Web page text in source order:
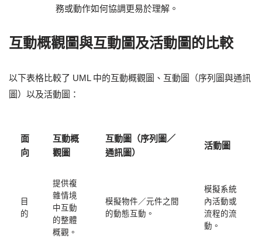
務或動作如何協調更易於理解。
互動概觀圖與互動圖及活動圖的比較
以下表格比較了 UML 中的互動概觀圖、互動圖（序列圖與通訊
圖）以及活動圖：
面
向
互動概
觀圖
互動圖（序列圖／
通訊圖）
活動圖
目
的
提供複
雜情境
中互動
的整體
概觀。
模擬物件／元件之間
的動態互動。
模擬系統
內活動或
流程的流
動。